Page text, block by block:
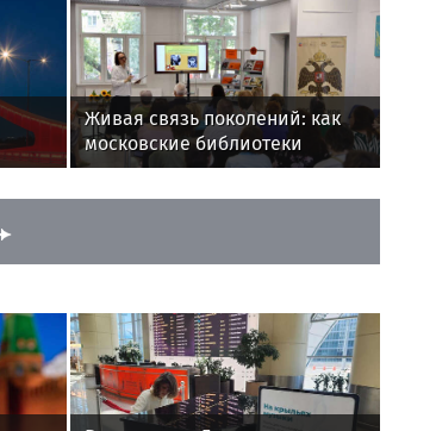
Живая связь поколений: как
московские библиотеки
хранят память о Великой